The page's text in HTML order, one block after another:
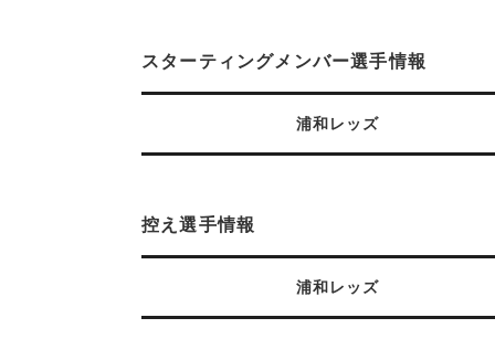
スターティングメンバー選手情報
浦和レッズ
控え選手情報
浦和レッズ